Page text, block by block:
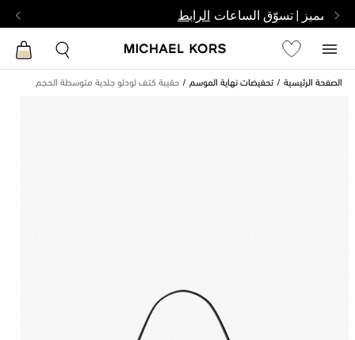
مميز | تسوّق الساعات الرابط
الصفحة الرئيسية تحفيضات نهاية الموسم حقيبة كتف لودلو جلدية متوسطة الحجم